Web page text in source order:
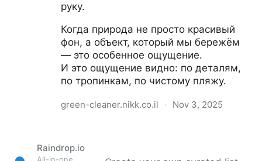
руку.
Когда природа не просто красивый
фон, а объект, который мы бережём
— это особенное ощущение.
И это ощущение видно: по деталям,
по тропинкам, по чистому пляжу.
green-cleaner.nikk.co.il · Nov 3, 2025
Raindrop.io